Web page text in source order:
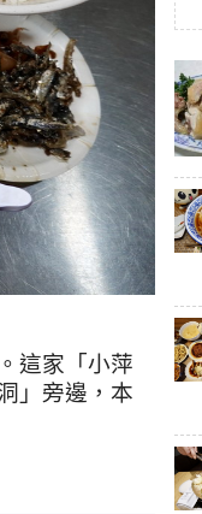
這家「小萍
」旁邊，本